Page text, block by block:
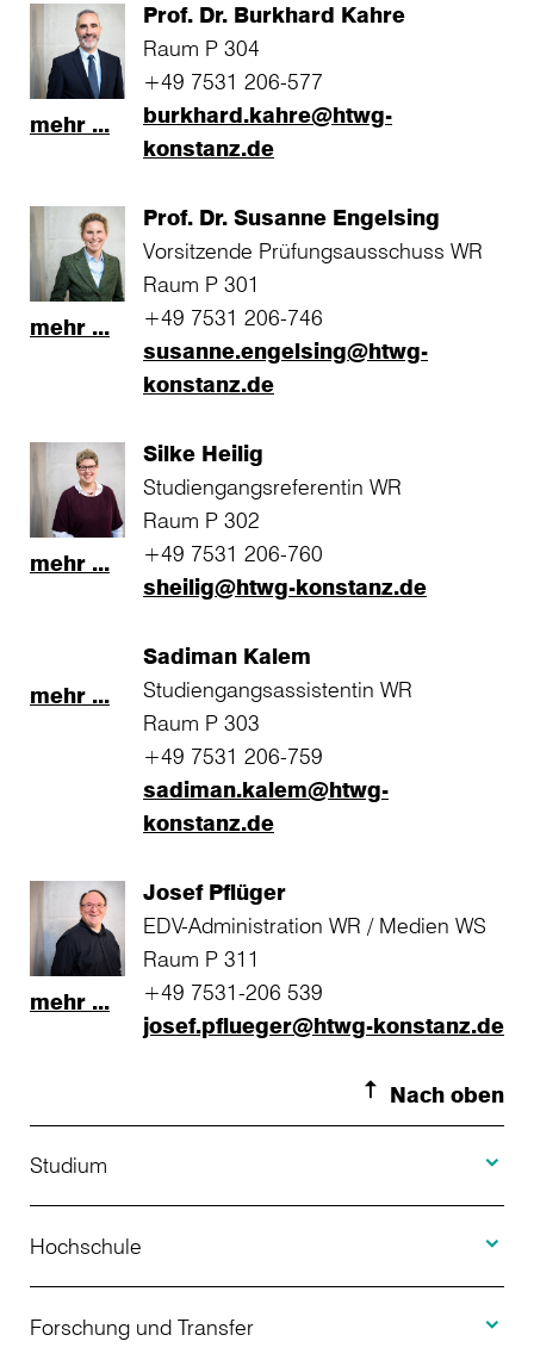
mehr ...
Prof. Dr. Burkhard Kahre
Raum P 304
+49 7531 206-577
burkhard.kahre@htwg-
konstanz.de
mehr ...
Prof. Dr. Susanne Engelsing
Vorsitzende Prüfungsausschuss WR
Raum P 301
+49 7531 206-746
susanne.engelsing@htwg-
konstanz.de
mehr ...
Silke Heilig
Studiengangsreferentin WR
Raum P 302
+49 7531 206-760
sheilig@htwg-konstanz.de
mehr ...
Sadiman Kalem
Studiengangsassistentin WR
Raum P 303
+49 7531 206-759
sadiman.kalem@htwg-
konstanz.de
mehr ...
Josef Pflüger
EDV-Administration WR / Medien WS
Raum P 311
+49 7531-206 539
josef.pflueger@htwg-konstanz.de
Nach oben
Studium
Studienangebot
Bewerbung
Hochschule
Über uns
Forschung und Transfer